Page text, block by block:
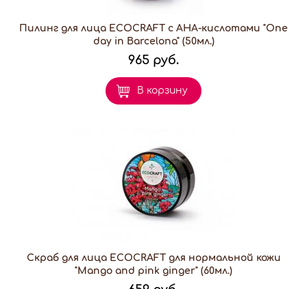
Пилинг для лица ECOCRAFT с АНА-кислотами "One
day in Barcelona" (50мл.)
965 руб.
В корзину
Скраб для лица ECOCRAFT для нормальной кожи
"Mango and pink ginger" (60мл.)